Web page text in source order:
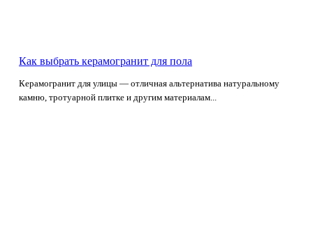
Как выбрать керамогранит для пола
Керамогранит для улицы — отличная альтернатива натуральному
камню, тротуарной плитке и другим материалам...